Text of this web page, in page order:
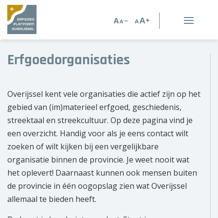
Verhalen
Kennis en advies
Kennisbank
Persoonlijk advies
Nieuws
Erfgoedorganisaties
Overijssel kent vele organisaties die actief zijn op het
gebied van (im)materieel erfgoed, geschiedenis,
streektaal en streekcultuur. Op deze pagina vind je
een overzicht. Handig voor als je eens contact wilt
zoeken of wilt kijken bij een vergelijkbare
organisatie binnen de provincie. Je weet nooit wat
het oplevert! Daarnaast kunnen ook mensen buiten
de provincie in één oogopslag zien wat Overijssel
allemaal te bieden heeft.